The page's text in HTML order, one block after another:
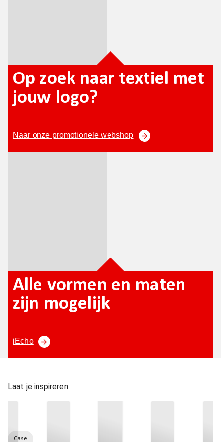
Op zoek naar textiel met
jouw logo?
Naar onze promotionele webshop
Alle vormen en maten
zijn mogelijk
iEcho
Laat je inspireren
Case